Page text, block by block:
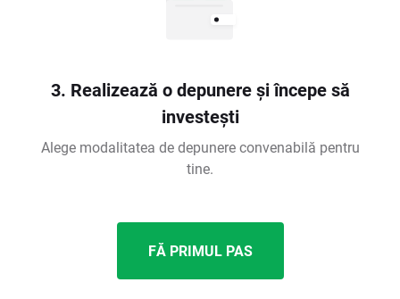
3. Realizează o depunere și începe să
investești
Alege modalitatea de depunere convenabilă pentru
tine.
FĂ PRIMUL PAS